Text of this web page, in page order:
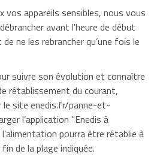
vos appareils sensibles, nous vous
avant l'heure de début
ne les rebrancher qu’une fois le
suivre son évolution et connaître
rétablissement du courant,
le site enedis.fr/panne-et-
l’application "Enedis à
pourra être rétablie à
de la plage indiquée.